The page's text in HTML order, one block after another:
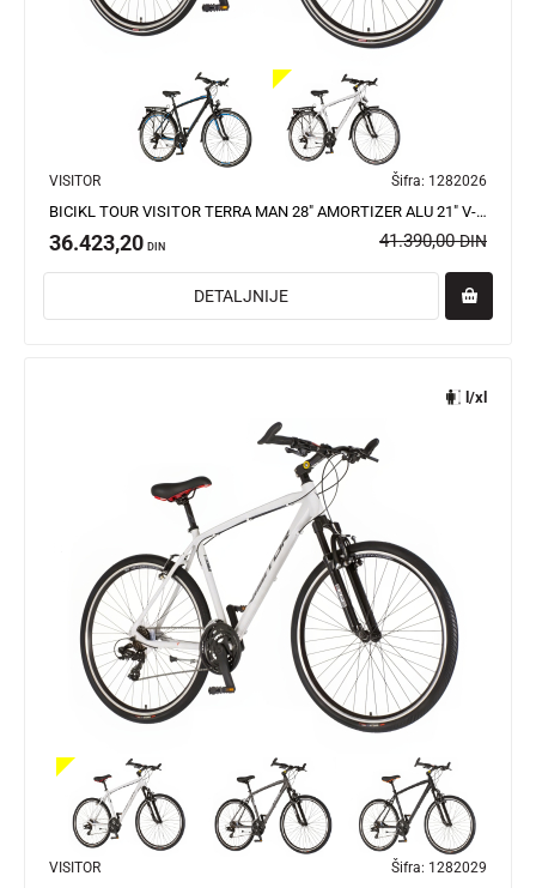
VISITOR Šifra: 1282026
BICIKL TOUR VISITOR TERRA MAN 28" AMORTIZER ALU 21" V-BRAKE 21 BRZINA 167-192CM (L/XL) BELI
36.423,20 DIN 41.390,00DIN
DETALJNIJE
l/xl
VISITOR Šifra: 1282029